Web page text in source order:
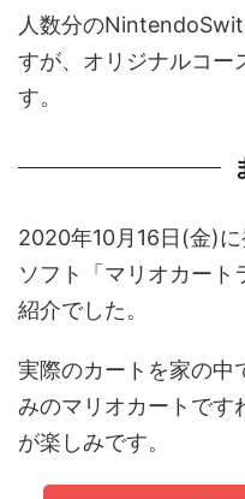
人数分の
すが、オリジナルコー
す。
2020年10月16日(金)
ソフト「マリオカート
紹介でした。
実際のカートを家の中
みのマリオカートです
が楽しみです。